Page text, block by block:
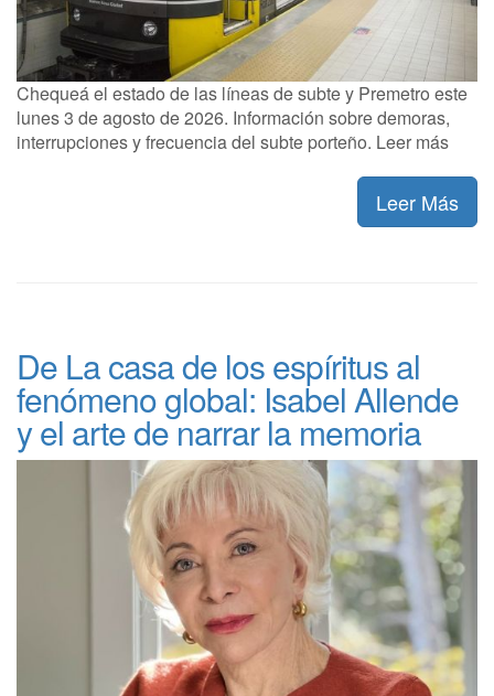
Chequeá el estado de las líneas de subte y Premetro este
lunes 3 de agosto de 2026. Información sobre demoras,
interrupciones y frecuencia del subte porteño. Leer más
Leer Más
De La casa de los espíritus al
fenómeno global: Isabel Allende
y el arte de narrar la memoria